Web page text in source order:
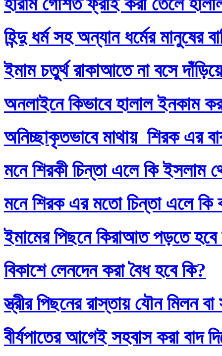
হিন্দু ধর্ম সহ অন্যান ধর্মের মানুষের
ইমাম চতুর্থ রাকাআতে না বসে
অনলাইনে কিভাবে হালাল ইনকাম
অনিচ্ছাকৃতভাবে মাথায় শিরক এর
মনে শিরকী চিন্তা এলে কি ইসলাম
মনে শিরক এর মতো চিন্তা এলে কি
ইমামের পিছনে কিরাআত পড়তে হবে
বিকাশে লেনদেন করা বৈধ হবে কি?
স্ত্রীর পিছনের রাস্তায় যৌন মিলন
বীর্যপাতের আগেই সহবাস করা বাদ